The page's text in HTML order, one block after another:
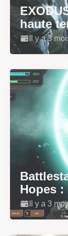
haute
Il y a 3
Hopes :
Il y a 3